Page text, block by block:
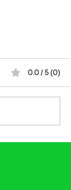
0.0 / 5 (0)